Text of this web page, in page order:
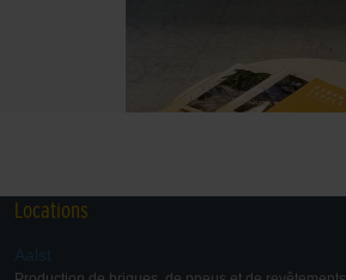
Locations
Aalst